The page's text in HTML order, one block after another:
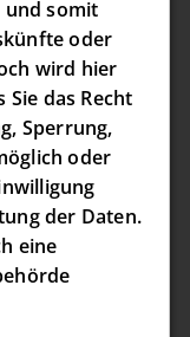
und somit
oder
wird hier
das Recht
Sperrung,
oder
der Daten.
eine